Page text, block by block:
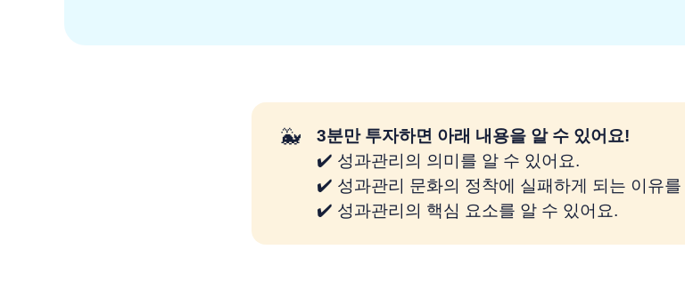
🐳
3분만 투자하면 아래 내용을 알 수 있어요!
✔️ 성과관리의 의미를 알 수 있어요.
✔️ 성과관리 문화의 정착에 실패하게 되는 이유를
✔️ 성과관리의 핵심 요소를 알 수 있어요.